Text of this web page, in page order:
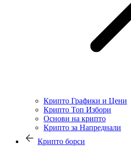
Крипто Графики и Цени
Крипто Топ Избори
Основи на крипто
Крипто за Напреднали
Крипто борси